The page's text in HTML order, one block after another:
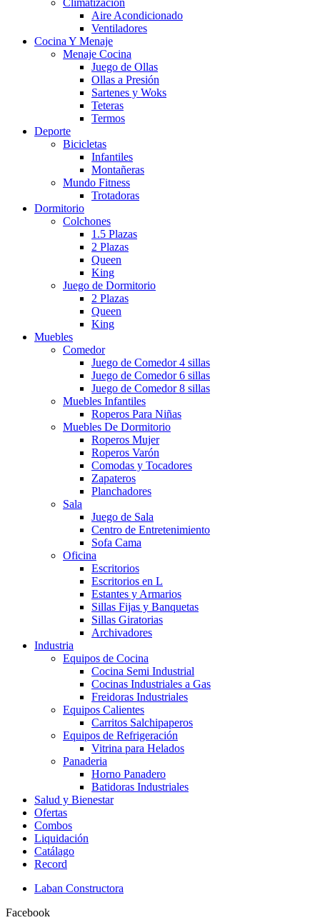
Climatización
Aire Acondicionado
Ventiladores
Cocina Y Menaje
Menaje Cocina
Juego de Ollas
Ollas a Presión
Sartenes y Woks
Teteras
Termos
Deporte
Bicicletas
Infantiles
Montañeras
Mundo Fitness
Trotadoras
Dormitorio
Colchones
1.5 Plazas
2 Plazas
Queen
King
Juego de Dormitorio
2 Plazas
Queen
King
Muebles
Comedor
Juego de Comedor 4 sillas
Juego de Comedor 6 sillas
Juego de Comedor 8 sillas
Muebles Infantiles
Roperos Para Niñas
Muebles De Dormitorio
Roperos Mujer
Roperos Varón
Comodas y Tocadores
Zapateros
Planchadores
Sala
Juego de Sala
Centro de Entretenimiento
Sofa Cama
Oficina
Escritorios
Escritorios en L
Estantes y Armarios
Sillas Fijas y Banquetas
Sillas Giratorias
Archivadores
Industria
Equipos de Cocina
Cocina Semi Industrial
Cocinas Industriales a Gas
Freidoras Industriales
Equipos Calientes
Carritos Salchipaperos
Equipos de Refrigeración
Vitrina para Helados
Panaderia
Horno Panadero
Batidoras Industriales
Salud y Bienestar
Ofertas
Combos
Liquidación
Catálago
Record
Laban Constructora
Facebook